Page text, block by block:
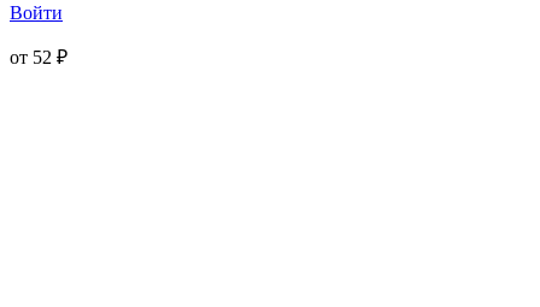
Войти
от 52 ₽